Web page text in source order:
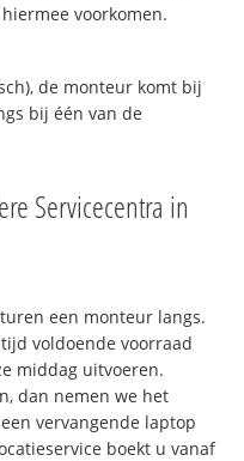
voorkomen.
de monteur komt bij
bij één van de
Servicecentra in
een monteur langs.
voldoende voorraad
middag uitvoeren.
dan nemen we het
vervangende laptop
boekt u vanaf